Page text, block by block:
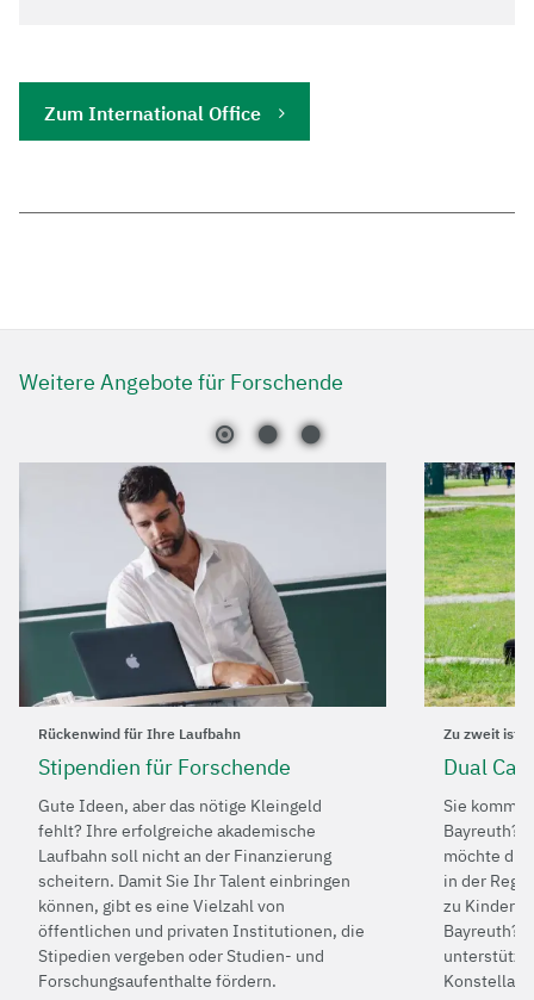
Zum International Office
Weitere Angebote für Forschende
Rückenwind für Ihre Laufbahn
Stipendien für Forschende
Gute Ideen, aber das nötige Kleingeld
fehlt? Ihre erfolgreiche akademische
Laufbahn soll nicht an der Finanzierung
scheitern. Damit Sie Ihr Talent einbringen
können, gibt es eine Vielzahl von
öffentlichen und privaten Institutionen, die
Stipedien vergeben oder Studien- und
Forschungsaufenthalte fördern.
Zu zweit ist
Dual
Sie
Bayreuth?
möchte die
in der
zu
Bayreuth?
unterstützt